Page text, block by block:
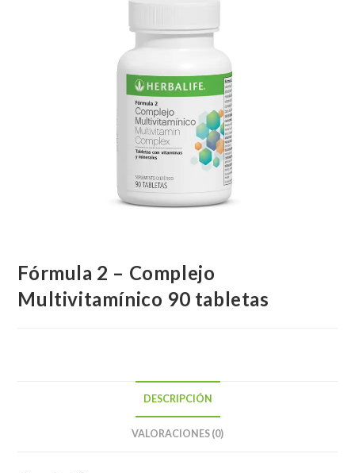
Fórmula 2 – Complejo
Multivitamínico 90 tabletas
DESCRIPCIÓN
VALORACIONES (0)